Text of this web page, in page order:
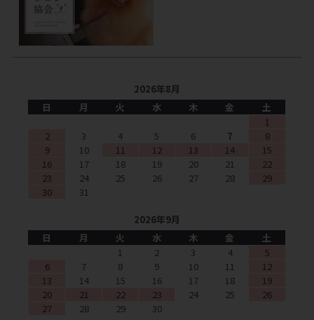
2026年8月
日
月 火 水 木 金
土
1
2
3 4 5 6 7
8
9
10 11 12 13 14
15
16
17 18 19 20 21
22
23
24 25 26 27 28
29
30
31
2026年9月
日
月 火 水 木 金
土
1
2 3 4
5
6
7 8 9 10 11
12
13
14 15 16 17 18
19
20
21 22 23 24 25
26
27
28 29 30